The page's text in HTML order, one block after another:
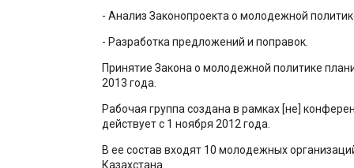
- Анализ Законопроекта о молодежной
- Разработка предложений и поправок.
Принятие Закона о молодежной политике
2013 года.
Рабочая группа создана в рамках [не]
действует с 1 ноября 2012 года.
В ее состав входят 10 молодежных
Казахстана.